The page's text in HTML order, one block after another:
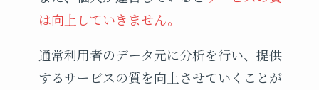
は向上していきません。
通常利用者のデータ元に分析を行い、提供
するサービスの質を向上させていくことが